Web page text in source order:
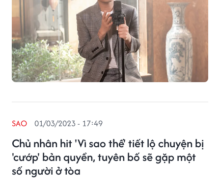
Chủ nhân hit 'Vì sao thế' tiết lộ chuyện bị
'cướp' bản quyền, tuyên bố sẽ gặp một
số người ở tòa
SAO 01/03/2023 - 17:49